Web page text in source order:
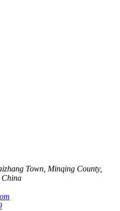
Town, Minqing County,
China